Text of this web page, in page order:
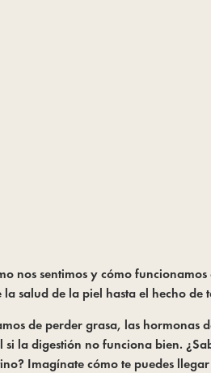
nos sentimos y cómo
salud de la piel hasta el hecho de
de perder grasa, las hormonas
la digestión no funciona bien.
Imagínate cómo te puedes